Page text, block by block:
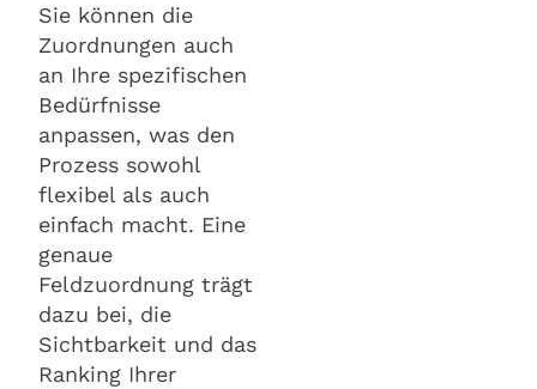
Sie können die
Zuordnungen auch
an Ihre spezifischen
Bedürfnisse
anpassen, was den
Prozess sowohl
flexibel als auch
einfach macht. Eine
genaue
Feldzuordnung trägt
dazu bei, die
Sichtbarkeit und das
Ranking Ihrer